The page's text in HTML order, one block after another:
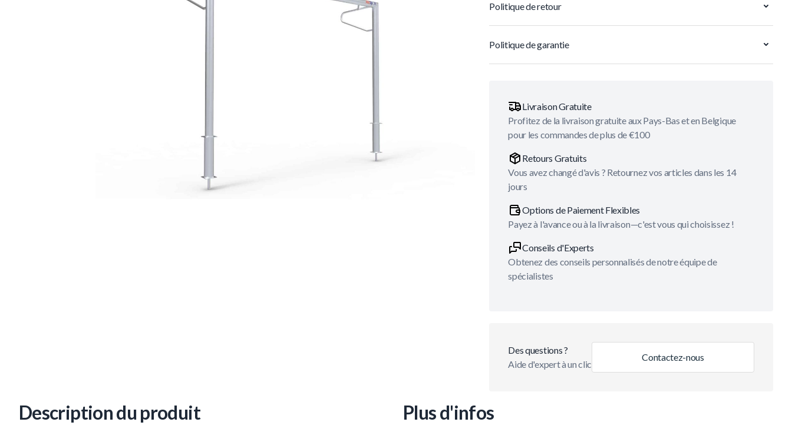
Politique de retour
Politique de garantie
Livraison Gratuite
Profitez de la livraison gratuite aux Pays-Bas et en Belgique
pour les commandes de plus de €100
Retours Gratuits
Vous avez changé d'avis ? Retournez vos articles dans les 14
jours
Options de Paiement Flexibles
Payez à l'avance ou à la livraison—c'est vous qui choisissez !
Conseils d'Experts
Obtenez des conseils personnalisés de notre équipe de
spécialistes
Des questions ?
Aide d'expert à un clic
Contactez-nous
Description du produit Plus d'infos